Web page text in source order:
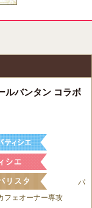
ルバンタン コラボ
パ
フェオーナー専攻